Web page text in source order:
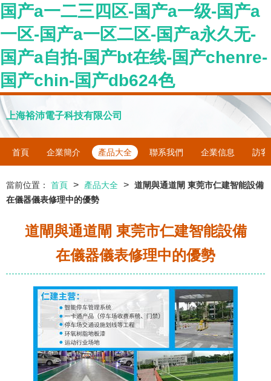
国产a一二三四区-国产a一级-国产a
一区-国产a一区二区-国产a永久无-
国产a自拍-国产bt在线-国产chenre-
国产chin-国产db624色
上海裕沛電子科技有限公司
首頁 企業簡介 產品大全 聯系我們 企業信息 訪客
當前位置： 首頁 > 產品大全 > 道閘與通道閘 東莞市仁建智能設備
在儀器儀表修理中的優勢
道閘與通道閘 東莞市仁建智能設備
在儀器儀表修理中的優勢